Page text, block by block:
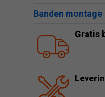
Banden montage
Gratis